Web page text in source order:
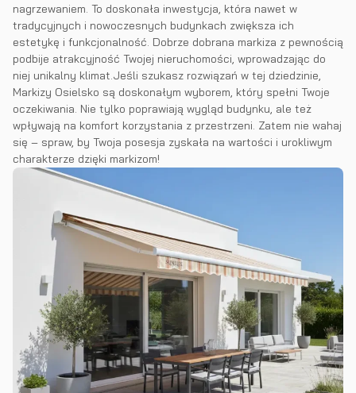
nagrzewaniem. To doskonała inwestycja, która nawet w
tradycyjnych i nowoczesnych budynkach zwiększa ich
estetykę i funkcjonalność. Dobrze dobrana markiza z pewnością
podbije atrakcyjność Twojej nieruchomości, wprowadzając do
niej unikalny klimat.Jeśli szukasz rozwiązań w tej dziedzinie,
Markizy Osielsko są doskonałym wyborem, który spełni Twoje
oczekiwania. Nie tylko poprawiają wygląd budynku, ale też
wpływają na komfort korzystania z przestrzeni. Zatem nie wahaj
się – spraw, by Twoja posesja zyskała na wartości i urokliwym
charakterze dzięki markizom!